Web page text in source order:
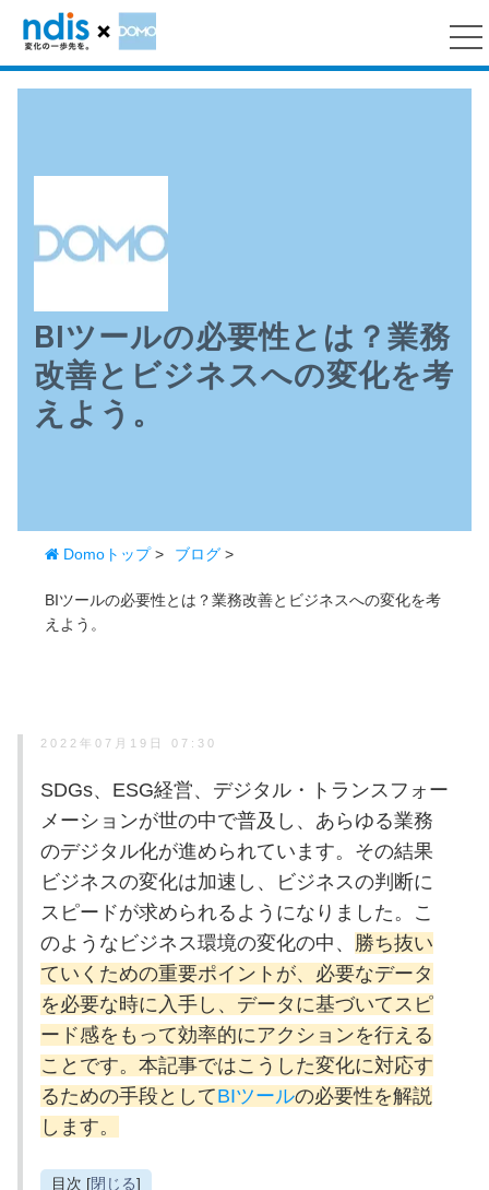
BIツールの必要性とは？業務
改善とビジネスへの変化を考
えよう。
Domoトップ> ブログ >
BIツールの必要性とは？業務改善とビジネスへの変化を考
えよう。
2022年07月19日 07:30
SDGs、ESG経営、デジタル・トランスフォー
メーションが世の中で普及し、あらゆる業務
のデジタル化が進められています。その結果
ビジネスの変化は加速し、ビジネスの判断に
スピードが求められるようになりました。こ
のようなビジネス環境の変化の中、
勝ち抜い
ていくための重要ポイントが、必要なデータ
を必要な時に入手し、データに基づいてスピ
ード感をもって効率的にアクションを行える
こと です。本記事ではこうした変化に対応す
るための手段としてBIツールの必要性を解説
します。
目次 [閉じる]